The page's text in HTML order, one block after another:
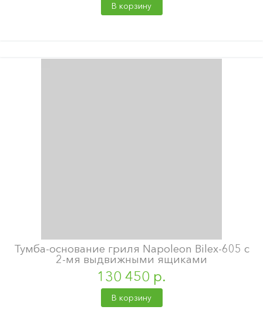
В корзину
Тумба-основание гриля Napoleon Bilex-605 с
2-мя выдвижными ящиками
130 450 р.
В корзину